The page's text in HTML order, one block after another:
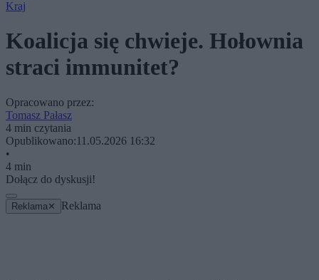
Kraj
Koalicja się chwieje. Hołownia
straci immunitet?
Opracowano przez:
Tomasz Pałasz
4 min czytania
Opublikowano:11.05.2026 16:32
•
4 min
Dołącz do dyskusji!
Reklama ✕ Reklama